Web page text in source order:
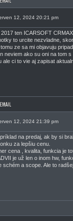
12, 2024 20:21 pm
ten ICARSOFT
to urcite nezvladne,
ze sa mi objavuju
neviem ako su oni na tom
ale ci to vie aj zapisat
12, 2024 21:39 pm
na predaj, ak by si
za lepšiu cenu.
cena , kvalita, funkcia je
je už len o inom hw,
schém a scope. Ale to